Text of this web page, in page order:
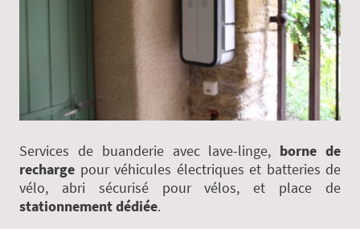
Services de buanderie avec lave-linge, borne de
recharge pour véhicules électriques et batteries de
vélo, abri sécurisé pour vélos, et place de
stationnement dédiée.